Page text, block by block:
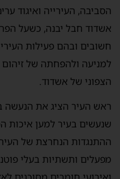
העירייה ואיגוד ערים
חבל יבנה, כשעל הפרק
ובהם פעילות
ולהפחתה של זיהום
של אשדוד.
העיר הציג את הנעשה
בעיר למען איכות
הנחרצת של
ותשתיות בעלי